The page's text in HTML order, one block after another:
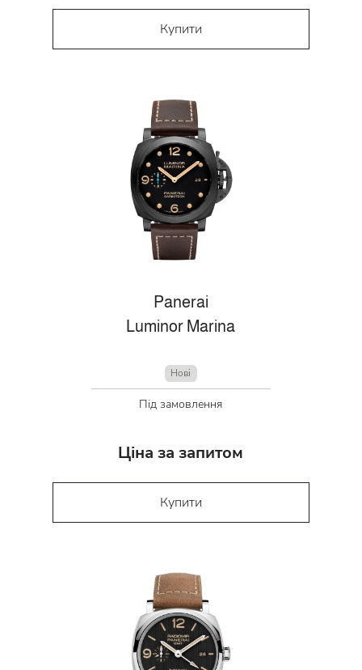
Купити
Panerai
Luminor Marina
Нові
Під замовлення
Ціна за запитом
Купити